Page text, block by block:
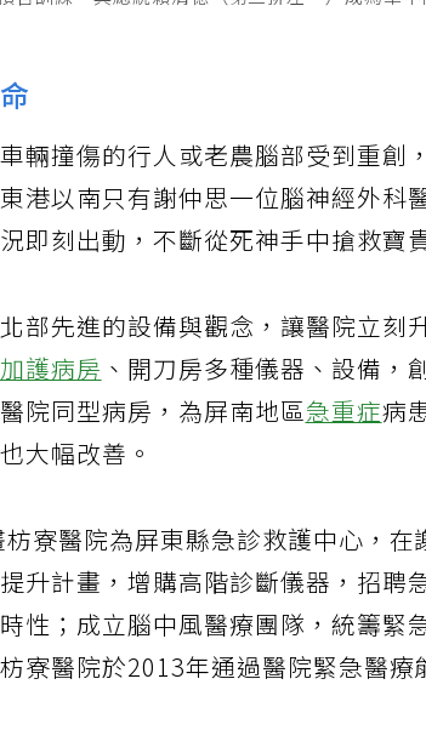
官訓練，與總統賴清德（第二排左一）成為軍
輛撞傷的行人或老農腦部受到重創
港以南只有謝仲思一位腦神經外科
即刻出動，不斷從死神手中搶救寶
部先進的設備與觀念，讓醫院立刻
加護病房 、開刀房多種儀器、設備，
院同型病房，為屏南地區急重症病
大幅改善。
寮醫院為屏東縣急診救護中心，在
升計畫，增購高階診斷儀器，招聘
性；成立腦中風醫療團隊，統籌緊
寮醫院於2013年通過醫院緊急醫療